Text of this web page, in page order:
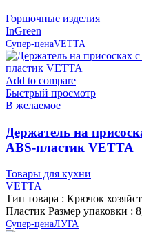
Горшочные изделия
InGreen
Супер-ценаVETTA
Add to compare
Быстрый просмотр
В желаемое
Держатель на
ABS-пластик VETTA
Товары для кухни
VETTA
Тип товара : Крючок
Пластик Размер упаковки :
Супер-ценаЛУГА